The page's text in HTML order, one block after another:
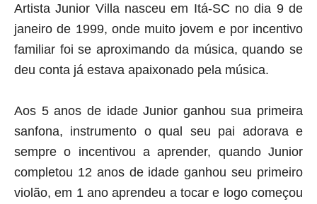
Artista Junior Villa nasceu em Itá-SC no dia 9 de
janeiro de 1999, onde muito jovem e por incentivo
familiar foi se aproximando da música, quando se
deu conta já estava apaixonado pela música.
Aos 5 anos de idade Junior ganhou sua primeira
sanfona, instrumento o qual seu pai adorava e
sempre o incentivou a aprender, quando Junior
completou 12 anos de idade ganhou seu primeiro
violão, em 1 ano aprendeu a tocar e logo começou